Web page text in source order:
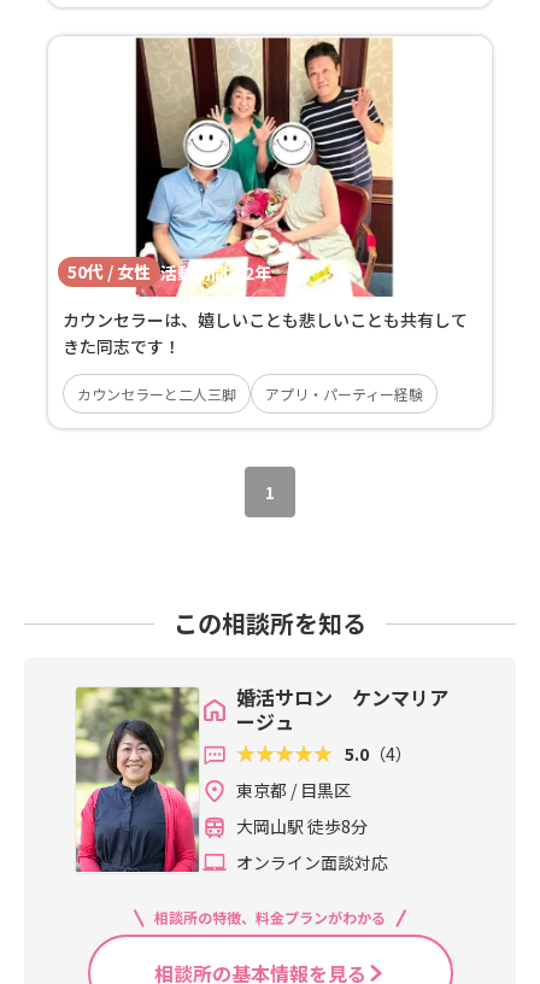
50代 / 女性 活動期間： 2年
カウンセラーは、嬉しいことも悲しいことも共有して
きた同志です！
カウンセラーと二人三脚 アプリ・パーティー経験
1
この相談所を知る
婚活サロン ケンマリア
ージュ
5.0 （4）
東京都 / 目黒区
大岡山駅 徒歩8分
オンライン面談対応
相談所の特徴、料金プランがわかる
相談所の基本情報を見る